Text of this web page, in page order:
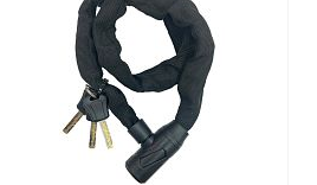
Купить в 1 клик Сравнение
В избранное В наличии